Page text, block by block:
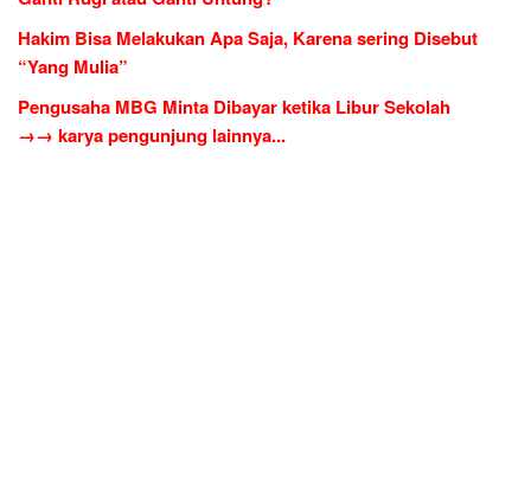
Hakim Bisa Melakukan Apa Saja, Karena sering Disebut
“Yang Mulia”
Pengusaha MBG Minta Dibayar ketika Libur Sekolah
→→ karya pengunjung lainnya...